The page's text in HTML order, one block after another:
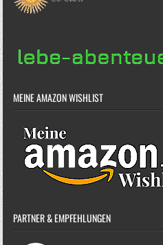
MEINE AMAZON WISHLIST
PARTNER & EMPFEHLUNGEN